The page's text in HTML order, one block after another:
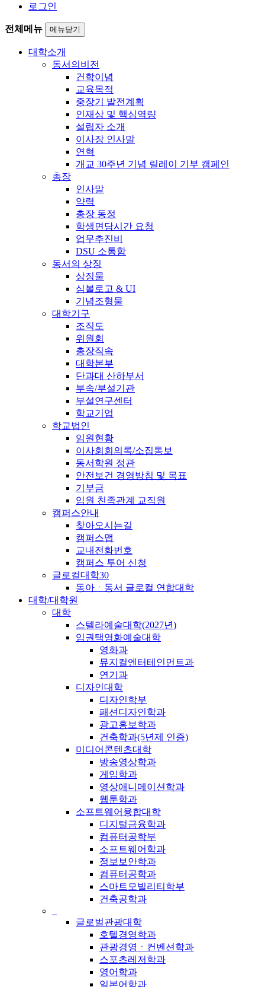
로그인
전체메뉴 메뉴닫기
대학소개
동서의비전
건학이념
교육목적
중장기 발전계획
인재상 및 핵심역량
설립자 소개
이사장 인사말
연혁
개교 30주년 기념 릴레이 기부 캠페인
총장
인사말
약력
총장 동정
학생면담시간 요청
업무추진비
DSU 소통함
동서의 상징
상징물
심볼로고 & UI
기념조형물
대학기구
조직도
위원회
총장직속
대학본부
단과대 산하부서
부속/부설기관
부설연구센터
학교기업
학교법인
임원현황
이사회회의록/소집통보
동서학원 정관
안전보건 경영방침 및 목표
기부금
임원 친족관계 교직원
캠퍼스안내
찾아오시는길
캠퍼스맵
교내전화번호
캠퍼스 투어 신청
글로컬대학30
동아ㆍ동서 글로컬 연합대학
대학/대학원
대학
스텔라예술대학(2027년)
임권택영화예술대학
영화과
뮤지컬엔터테인먼트과
연기과
디자인대학
디자인학부
패션디자인학과
광고홍보학과
건축학과(5년제 인증)
미디어콘텐츠대학
방송영상학과
게임학과
영상애니메이션학과
웹툰학과
소프트웨어융합대학
디지털금융학과
컴퓨터공학부
소프트웨어학과
정보보안학과
컴퓨터공학과
스마트모빌리티학부
건축공학과
글로벌관광대학
호텔경영학과
관광경영ㆍ컨벤션학과
스포츠레저학과
영어학과
일본어학과